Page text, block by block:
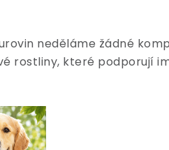
neděláme žádné
rostliny, které podporují